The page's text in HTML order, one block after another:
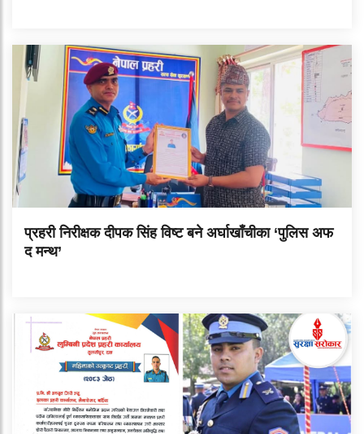
प्रहरी निरीक्षक दीपक सिंह विष्ट बने अर्घाखाँचीका ‘पुलिस अफ
द मन्थ’